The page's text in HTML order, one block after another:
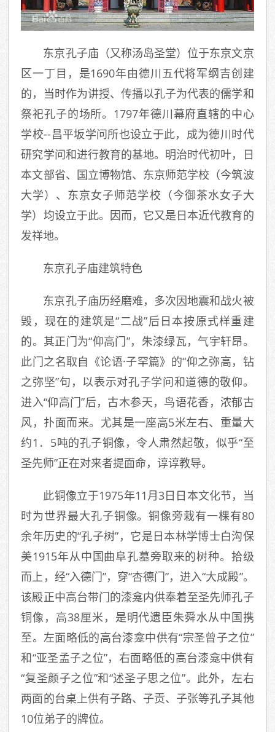
东京孔子庙（又称汤岛圣堂）位于东京文京
区一丁目，是1690年由德川五代将军纲吉创建
的，当时作为讲授、传播以孔子为代表的儒学和
祭祀孔子的场所。1797年德川幕府直辖的中心
学校--昌平坂学问所也设立于此，成为德川时代
研究学问和进行教育的基地。明治时代初叶，日
本文部省、国立博物馆、东京师范学校（今筑波
大学）、东京女子师范学校（今御茶水女子大
学）均设立于此。因而，它又是日本近代教育的
发祥地。
东京孔子庙建筑特色
东京孔子庙历经磨难，多次因地震和战火被
毁，现在的建筑是“二战”后日本按原式样重建
的。其正门为“仰高门”，朱漆绿瓦，气宇轩昂。
此门之名取自《论语·子罕篇》的“仰之弥高，钻
之弥坚”句，以表示对孔子学问和道德的敬仰。
进入“仰高门”后，古木参天，鸟语花香，浓郁古
风，扑面而来。尤其是一座高5米左右、重量大
约1．5吨的孔子铜像，令人肃然起敬，似乎“至
圣先师”正在对来者提面命，谆谆教导。
此铜像立于1975年11月3日日本文化节，当
时为世界最大孔子铜像。铜像旁栽有一棵有80
余年历史的“孔子树”，它是日本林学博士白沟保
美1915年从中国曲阜孔墓旁取来的树种。拾级
而上，经“入德门”，穿“杏德门”，进入“大成殿”。
该殿正中高台带门的漆龛内供奉着至圣先师孔子
铜像，高38厘米，是明代遗臣朱舜水从中国携
至。左面略低的高台漆龛中供有“宗圣曾子之位”
和“亚圣孟子之位”，右面略低的高台漆龛中供有
“复圣颜子之位”和“述圣子思之位”。此外，左右
两面的台桌上供有子路、子贡、子张等孔子其他
10位弟子的牌位。